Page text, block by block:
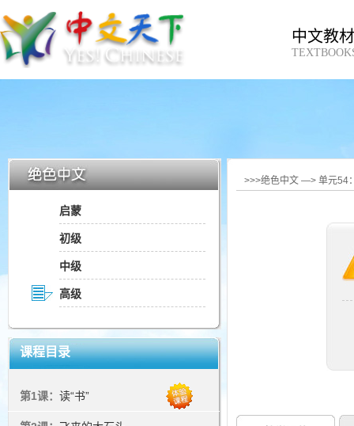
中文教
启蒙
初级
中级
高级
课程目录
第1课： 读“书”
>>>绝色中文 —> 单元54